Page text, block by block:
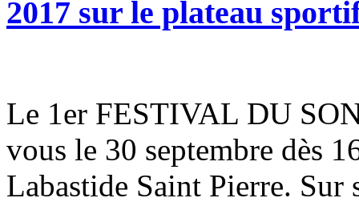
2017 sur le plateau
Le 1er FESTIVAL DU
vous le 30 septembre dès
Labastide Saint Pierre. Sur